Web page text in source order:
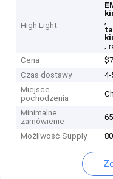
High Light
,
,
Cena
Czas dostawy
Miejsce
pochodzenia
Minimalne
zamówienie
Możliwość Supply